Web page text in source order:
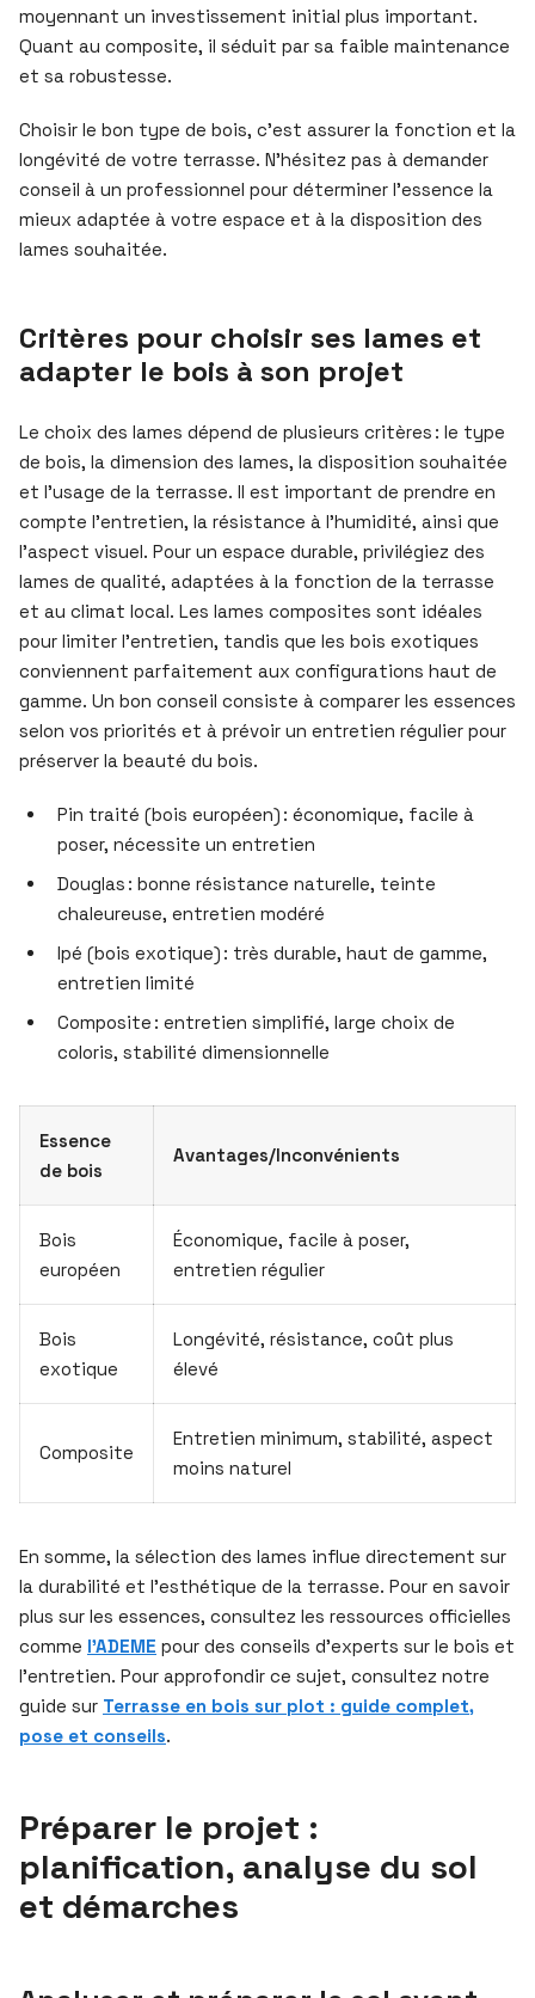
moyennant un investissement initial plus important.
Quant au composite, il séduit par sa faible maintenance
et sa robustesse.
Choisir le bon type de bois, c’est assurer la fonction et la
longévité de votre terrasse. N’hésitez pas à demander
conseil à un professionnel pour déterminer l’essence la
mieux adaptée à votre espace et à la disposition des
lames souhaitée.
Critères pour choisir ses lames et
adapter le bois à son projet
Le choix des lames dépend de plusieurs critères : le type
de bois, la dimension des lames, la disposition souhaitée
et l’usage de la terrasse. Il est important de prendre en
compte l’entretien, la résistance à l’humidité, ainsi que
l’aspect visuel. Pour un espace durable, privilégiez des
lames de qualité, adaptées à la fonction de la terrasse
et au climat local. Les lames composites sont idéales
pour limiter l’entretien, tandis que les bois exotiques
conviennent parfaitement aux configurations haut de
gamme. Un bon conseil consiste à comparer les essences
selon vos priorités et à prévoir un entretien régulier pour
préserver la beauté du bois.
Pin traité (bois européen) : économique, facile à
poser, nécessite un entretien
Douglas : bonne résistance naturelle, teinte
chaleureuse, entretien modéré
Ipé (bois exotique) : très durable, haut de gamme,
entretien limité
Composite : entretien simplifié, large choix de
coloris, stabilité dimensionnelle
Essence
de bois
Avantages/Inconvénients
Bois
européen
Économique, facile à poser,
entretien régulier
Bois
exotique
Longévité, résistance, coût plus
élevé
Composite
Entretien minimum, stabilité, aspect
moins naturel
En somme, la sélection des lames influe directement sur
la durabilité et l’esthétique de la terrasse. Pour en savoir
plus sur les essences, consultez les ressources officielles
comme l’ADEME pour des conseils d’experts sur le bois et
l’entretien. Pour approfondir ce sujet, consultez notre
guide sur Terrasse en bois sur plot : guide complet,
pose et conseils.
Préparer le projet :
planification, analyse du sol
et démarches